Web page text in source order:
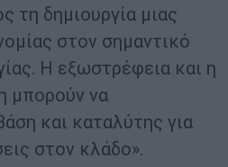
τη δημιουργία μιας
στον σημαντικό
Η εξωστρέφεια και η
μπορούν να
και καταλύτης για
στον κλάδο».